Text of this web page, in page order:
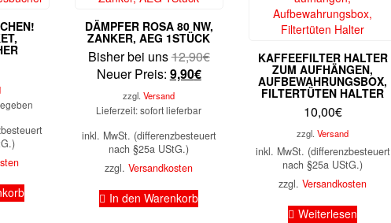
DÄMPFER ROSA 80 NW,
ZANKER, AEG 1STÜCK
Bisher bei uns12,90€Ursprünglicher
Neuer Preis: 9,90€Aktueller
ist:
zzgl.Versand
Lieferzeit: sofort lieferbar
inkl. MwSt. (differenzbesteuert
nach §25a UStG.)
zzgl.Versandkosten
In den Warenkorb
KAFFEEFILTER HALTER
ZUM AUFHÄNGEN,
AUFBEWAHRUNGSBOX,
FILTERTÜTEN HALTER
10,00€
zzgl.Versand
inkl. MwSt. (differenzbesteuert
nach §25a UStG.)
zzgl.Versandkosten
Weiterlesen